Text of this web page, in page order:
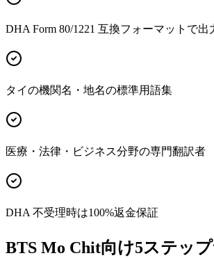
DHA Form 80/1221 互換フォーマットで出
タイの機関名・地名の標準用語集
医療・法律・ビジネス分野の専門翻訳者
DHA 不受理時は100%返金保証
BTS Mo Chit向け5ステッ